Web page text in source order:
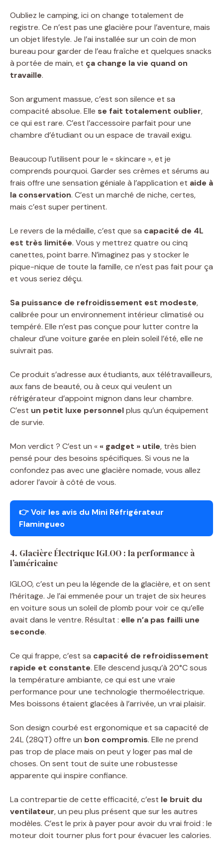
Oubliez le camping, ici on change totalement de
registre. Ce n’est pas une glacière pour l’aventure, mais
un objet lifestyle. Je l’ai installée sur un coin de mon
bureau pour garder de l’eau fraîche et quelques snacks
à portée de main, et ça change la vie quand on
travaille.
Son argument massue, c’est son silence et sa
compacité absolue. Elle se fait totalement oublier,
ce qui est rare. C’est l’accessoire parfait pour une
chambre d’étudiant ou un espace de travail exigu.
Beaucoup l’utilisent pour le « skincare », et je
comprends pourquoi. Garder ses crèmes et sérums au
frais offre une sensation géniale à l’application et aide à
la conservation. C’est un marché de niche, certes,
mais c’est super pertinent.
Le revers de la médaille, c’est que sa capacité de 4L
est très limitée. Vous y mettrez quatre ou cinq
canettes, point barre. N’imaginez pas y stocker le
pique-nique de toute la famille, ce n’est pas fait pour ça
et vous seriez déçu.
Sa puissance de refroidissement est modeste,
calibrée pour un environnement intérieur climatisé ou
tempéré. Elle n’est pas conçue pour lutter contre la
chaleur d’une voiture garée en plein soleil l’été, elle ne
suivrait pas.
Ce produit s’adresse aux étudiants, aux télétravailleurs,
aux fans de beauté, ou à ceux qui veulent un
réfrigérateur d’appoint mignon dans leur chambre.
C’est un petit luxe personnelplus qu’un équipement
de survie.
Mon verdict ? C’est un «« gadget » utile, très bien
pensé pour des besoins spécifiques. Si vous ne la
confondez pas avec une glacière nomade, vous allez
adorer l’avoir à côté de vous.
👉Voir les avis du Mini Réfrigérateur
Flamingueo
4. Glacière Électrique IGLOO : la performance à
l’américaine
IGLOO, c’est un peu la légende de la glacière, et on sent
l’héritage. Je l’ai emmenée pour un trajet de six heures
en voiture sous un soleil de plomb pour voir ce qu’elle
avait dans le ventre. Résultat : elle n’a pas failli une
seconde.
Ce qui frappe, c’est sa capacité de refroidissement
rapide et constante. Elle descend jusqu’à 20°C sous
la température ambiante, ce qui est une vraie
performance pour une technologie thermoélectrique.
Mes boissons étaient glacées à l’arrivée, un vrai plaisir.
Son design courbé est ergonomique et sa capacité de
24L (28QT) offre un bon compromis. Elle ne prend
pas trop de place mais on peut y loger pas mal de
choses. On sent tout de suite une robustesse
apparente qui inspire confiance.
La contrepartie de cette efficacité, c’est le bruit du
ventilateur, un peu plus présent que sur les autres
modèles. C’est le prix à payer pour avoir du vrai froid : le
moteur doit tourner plus fort pour évacuer les calories.